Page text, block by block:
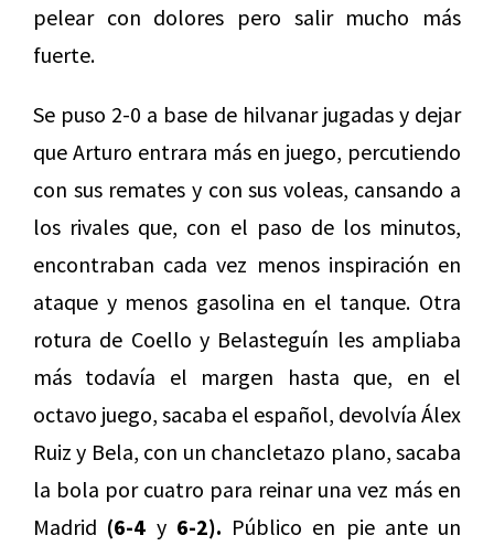
pelear con dolores pero salir mucho más
fuerte.
Se puso 2-0 a base de hilvanar jugadas y dejar
que Arturo entrara más en juego, percutiendo
con sus remates y con sus voleas, cansando a
los rivales que, con el paso de los minutos,
encontraban cada vez menos inspiración en
ataque y menos gasolina en el tanque. Otra
rotura de Coello y Belasteguín les ampliaba
más todavía el margen hasta que, en el
octavo juego, sacaba el español, devolvía Álex
Ruiz y Bela, con un chancletazo plano, sacaba
la bola por cuatro para reinar una vez más en
Madrid (6-4 y 6-2). Público en pie ante un